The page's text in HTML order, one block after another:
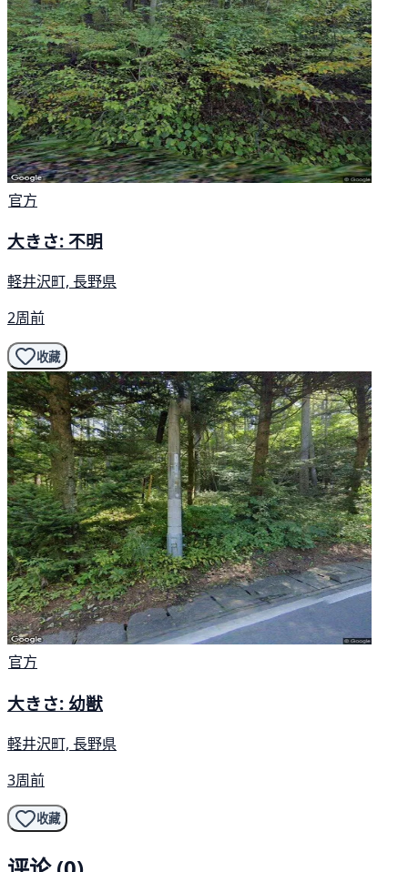
官方
大きさ: 不明
軽井沢町, 長野県
2周前
收藏
官方
大きさ: 幼獣
軽井沢町, 長野県
3周前
收藏